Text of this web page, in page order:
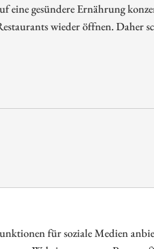
für soziale Medien
eine gesündere Ernährung
wieder öffnen. Daher
rund um Kapitalerhöhung,